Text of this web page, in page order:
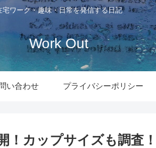
宅ワーク・趣味・日常を発信する日記
Work Out
い合わせ プライバシーポリシー
！カップサイズも調査！